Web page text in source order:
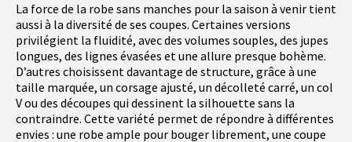
La force de la robe sans manches pour la saison à venir tient
aussi à la diversité de ses coupes. Certaines versions
privilégient la fluidité, avec des volumes souples, des jupes
longues, des lignes évasées et une allure presque bohème.
D’autres choisissent davantage de structure, grâce à une
taille marquée, un corsage ajusté, un décolleté carré, un col
V ou des découpes qui dessinent la silhouette sans la
contraindre. Cette variété permet de répondre à différentes
envies : une robe ample pour bouger librement, une coupe